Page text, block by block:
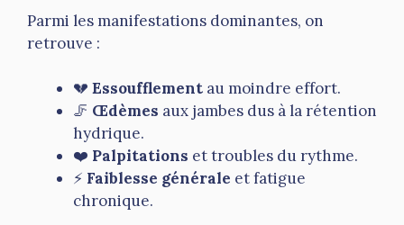
Parmi les manifestations dominantes, on
retrouve :
💔 Essoufflement au moindre effort.
🦵 Œdèmes aux jambes dus à la rétention
hydrique.
❤️ Palpitations et troubles du rythme.
⚡ Faiblesse générale et fatigue
chronique.